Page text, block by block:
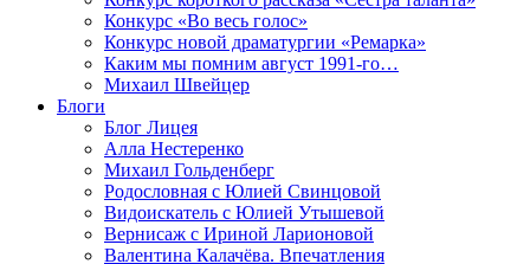
Конкурс «Во весь голос»
Конкурс новой драматургии «Ремарка»
Каким мы помним август 1991-го…
Михаил Швейцер
Блоги
Блог Лицея
Алла Нестеренко
Михаил Гольденберг
Родословная с Юлией Свинцовой
Видоискатель с Юлией Утышевой
Вернисаж с Ириной Ларионовой
Валентина Калачёва. Впечатления